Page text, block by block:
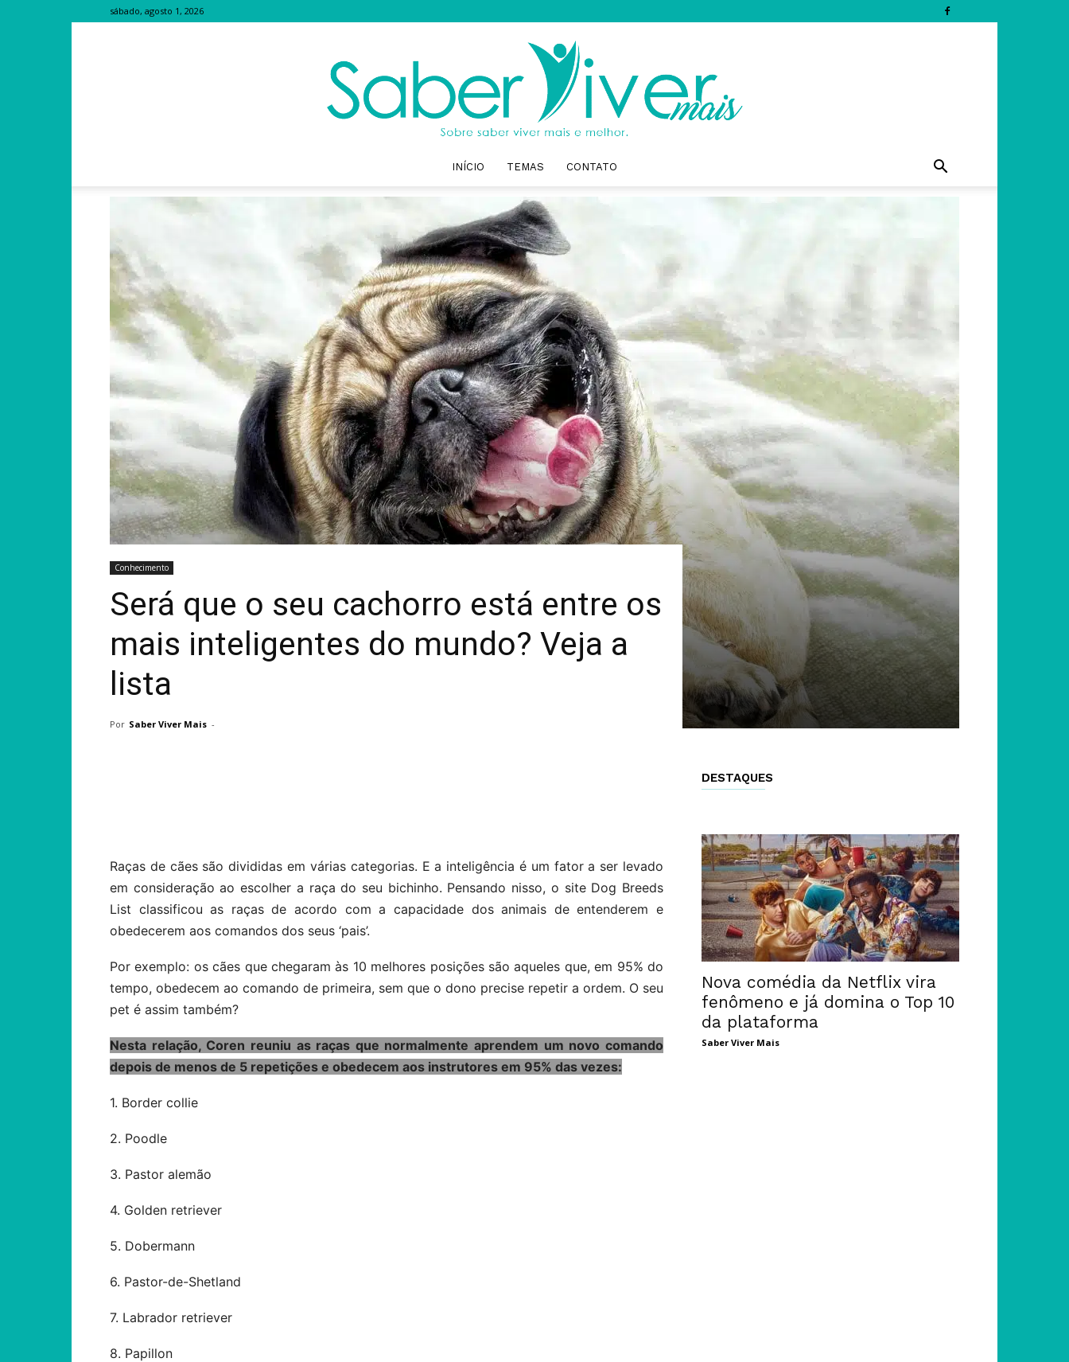
sábado, agosto 1, 2026
Saber
Viver
Mais
INÍCIO TEMAS CONTATO
Conhecimento
Será que o seu cachorro está entre os
mais inteligentes do mundo? Veja a
lista
Por Saber Viver Mais -
Raças de cães são divididas em várias categorias. E a inteligência é um fator a ser levado
em consideração ao escolher a raça do seu bichinho. Pensando nisso, o site Dog Breeds
List classificou as raças de acordo com a capacidade dos animais de entenderem e
obedecerem aos comandos dos seus ‘pais’.
Por exemplo: os cães que chegaram às 10 melhores posições são aqueles que, em 95% do
tempo, obedecem ao comando de primeira, sem que o dono precise repetir a ordem. O seu
pet é assim também?
Nesta relação, Coren reuniu as raças que normalmente aprendem um novo comando
depois de menos de 5 repetições e obedecem aos instrutores em 95% das vezes:
1. Border collie
2. Poodle
3. Pastor alemão
4. Golden retriever
5. Dobermann
6. Pastor-de-Shetland
7. Labrador retriever
8. Papillon
DESTAQUES
Nova comédia da Netflix vira
fenômeno e já domina o Top 10
da plataforma
Saber Viver Mais